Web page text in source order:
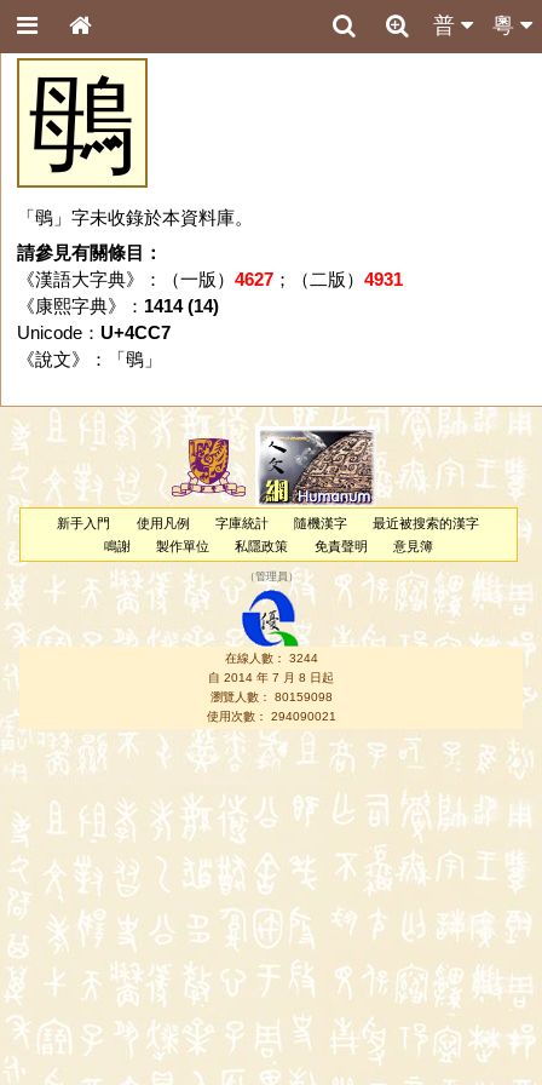
粵
普
䳇
「䳇」字未收錄於本資料庫。
請參見有關條目：
《漢語大字典》：（一版） 4627；（二版） 4931
《康熙字典》： 1414 (14)
Unicode： U+4CC7
《說文》：「 䳇」
新手入門 使用凡例 字庫統計 隨機漢字
最近被搜索的漢字
鳴謝
製作單位 私隱政策 免責聲明 意見簿
（管理員 ）
在線人數： 3244
自 2014 年 7 月 8 日起
瀏覽人數： 80159098
使用次數： 294090021